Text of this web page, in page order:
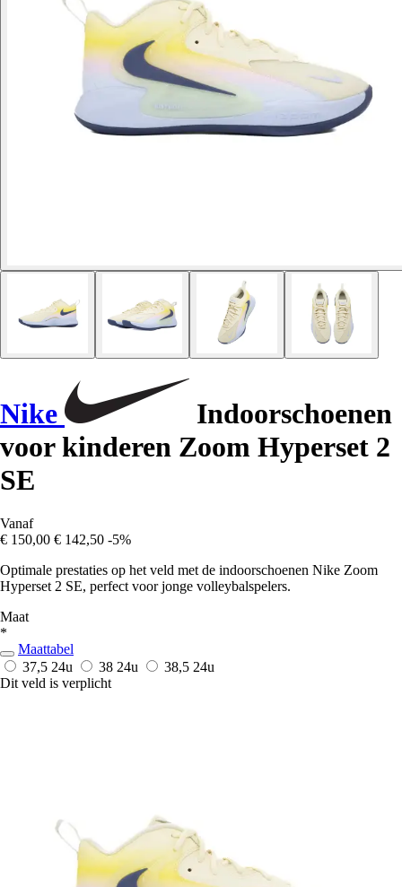
Nike
Indoorschoenen
voor kinderen Zoom Hyperset 2
SE
Vanaf
€ 150,00 € 142,50 -5%
Optimale prestaties op het veld met de indoorschoenen Nike Zoom
Hyperset 2 SE, perfect voor jonge volleybalspelers.
Maat
*
Maattabel
37,5 24u 38 24u 38,5 24u
Dit veld is verplicht